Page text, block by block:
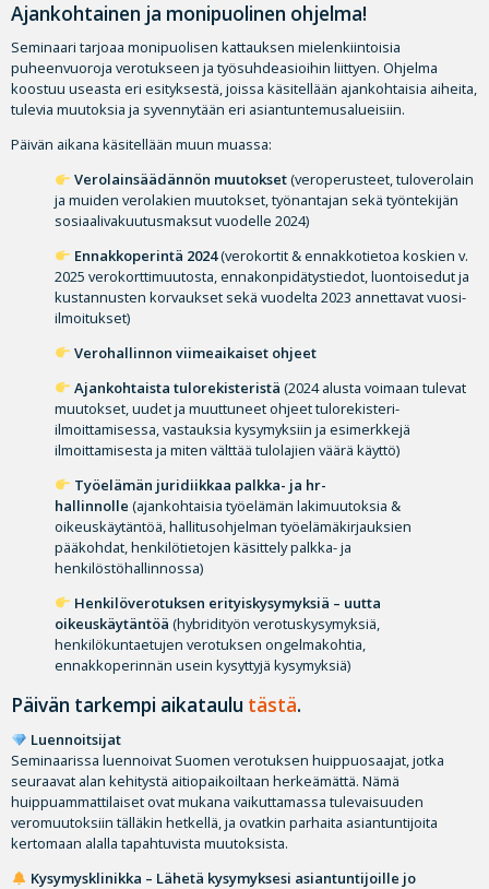
Ajankohtainen ja monipuolinen ohjelma!
Seminaari tarjoaa monipuolisen kattauksen mielenkiintoisia
puheenvuoroja verotukseen ja työsuhdeasioihin liittyen. Ohjelma
koostuu useasta eri esityksestä, joissa käsitellään ajankohtaisia aiheita,
tulevia muutoksia ja syvennytään eri asiantuntemusalueisiin.
Päivän aikana käsitellään muun muassa:
Verolainsäädännön muutokset(veroperusteet, tuloverolain
ja muiden verolakien muutokset, työnantajan sekä työntekijän
sosiaalivakuutusmaksut vuodelle 2024)
Ennakkoperintä 2024(verokortit & ennakkotietoa koskien v.
2025 verokorttimuutosta, ennakonpidätystiedot, luontoisedut ja
kustannusten korvaukset sekä vuodelta 2023 annettavat vuosi-
ilmoitukset)
Verohallinnon viimeaikaiset ohjeet
Ajankohtaista tulorekisteristä (2024 alusta voimaan tulevat
muutokset, uudet ja muuttuneet ohjeet tulorekisteri-
ilmoittamisessa, vastauksia kysymyksiin ja esimerkkejä
ilmoittamisesta ja miten välttää tulolajien väärä käyttö)
Työelämän juridiikkaa palkka- ja hr-
hallinnolle (ajankohtaisia työelämän lakimuutoksia &
oikeuskäytäntöä, hallitusohjelman työelämäkirjauksien
pääkohdat, henkilötietojen käsittely palkka- ja
henkilöstöhallinnossa)
Henkilöverotuksen erityiskysymyksiä – uutta
oikeuskäytäntöä (hybridityön verotuskysymyksiä,
henkilökuntaetujen verotuksen ongelmakohtia,
ennakkoperinnän usein kysyttyjä kysymyksiä)
Päivän tarkempi aikataulu tästä.
Luennoitsijat
Seminaarissa luennoivat Suomen verotuksen huippuosaajat, jotka
seuraavat alan kehitystä aitiopaikoiltaan herkeämättä. Nämä
huippuammattilaiset ovat mukana vaikuttamassa tulevaisuuden
veromuutoksiin tälläkin hetkellä, ja ovatkin parhaita asiantuntijoita
kertomaan alalla tapahtuvista muutoksista.
Kysymysklinikka – Lähetä kysymyksesi asiantuntijoille jo